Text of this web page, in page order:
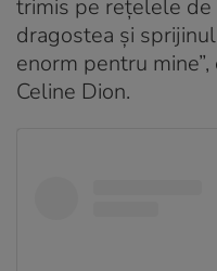
trimis pe rețelele de
dragostea și
enorm pentru
Celine Dion.